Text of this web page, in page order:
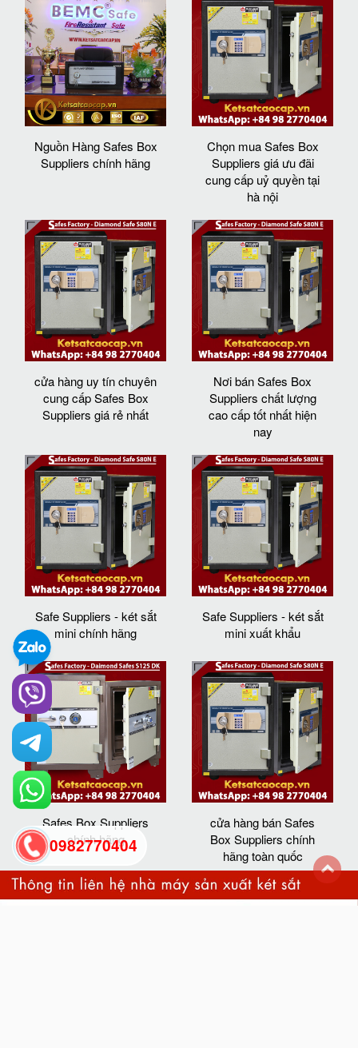
Nguồn Hàng Safes Box
Suppliers chính hãng
Chọn mua Safes Box
Suppliers giá ưu đãi
cung cấp uỷ quyền tại
hà nội
cửa hàng uy tín chuyên
cung cấp Safes Box
Suppliers giá rẻ nhất
Nơi bán Safes Box
Suppliers chất lượng
cao cấp tốt nhất hiện
nay
Safe Suppliers - két sắt
mini chính hãng
Safe Suppliers - két sắt
mini xuất khẩu
Safes Box Suppliers
chính hãng
cửa hàng bán Safes
Box Suppliers chính
hãng toàn quốc
0982770404
back